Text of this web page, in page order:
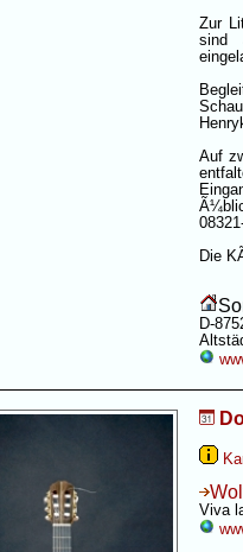
Zur
sind
Auf
Die
D-
Viva